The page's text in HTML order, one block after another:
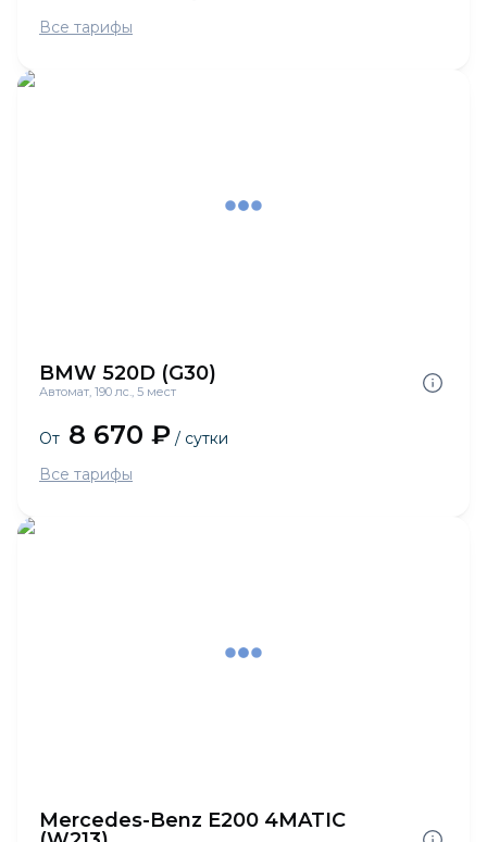
Все тарифы
BMW 520D (G30)
Автомат, 190 лс., 5 мест
От 8 670 ₽ / сутки
Все тарифы
Mercedes-Benz E200 4MATIC